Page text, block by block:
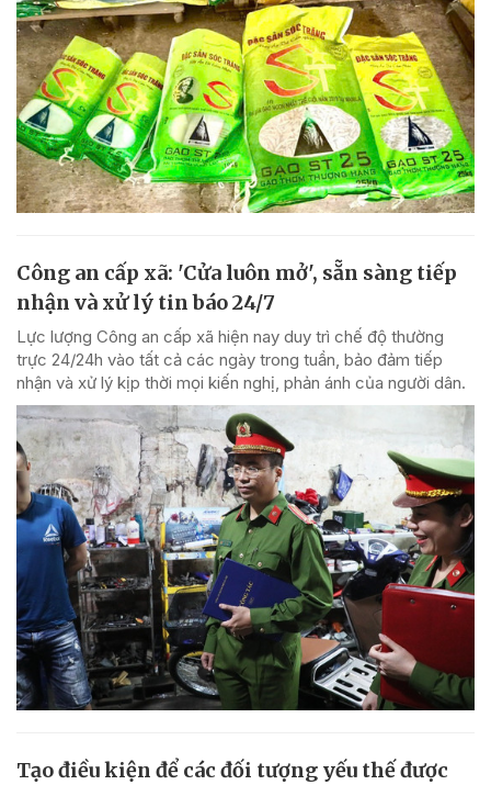
Công an cấp xã: 'Cửa luôn mở', sẵn sàng tiếp
nhận và xử lý tin báo 24/7
Lực lượng Công an cấp xã hiện nay duy trì chế độ thường
trực 24/24h vào tất cả các ngày trong tuần, bảo đảm tiếp
nhận và xử lý kịp thời mọi kiến nghị, phản ánh của người dân.
Tạo điều kiện để các đối tượng yếu thế được